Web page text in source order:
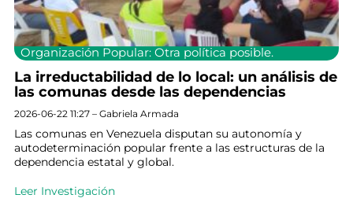
Organización Popular: Otra política posible.
La irreductabilidad de lo local: un análisis de
las comunas desde las dependencias
2026-06-22 11:27 – Gabriela Armada
Las comunas en Venezuela disputan su autonomía y
autodeterminación popular frente a las estructuras de la
dependencia estatal y global.
Leer Investigación